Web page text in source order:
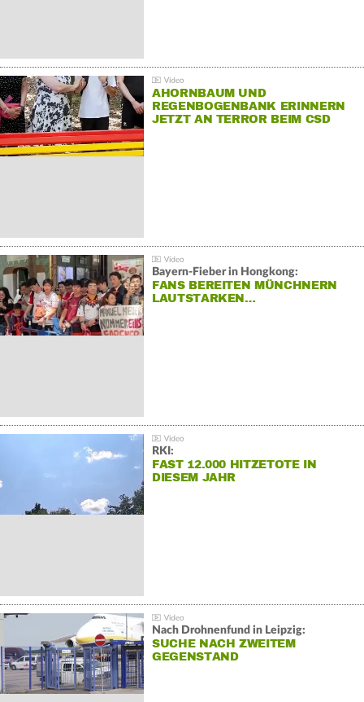
AHORNBAUM UND
REGENBOGENBANK ERINNERN
JETZT AN TERROR BEIM CSD
Bayern-Fieber in Hongkong:
FANS BEREITEN MÜNCHNERN
LAUTSTARKEN…
RKI:
FAST 12.000 HITZETOTE IN
DIESEM JAHR
Nach Drohnenfund in Leipzig:
SUCHE NACH ZWEITEM
GEGENSTAND